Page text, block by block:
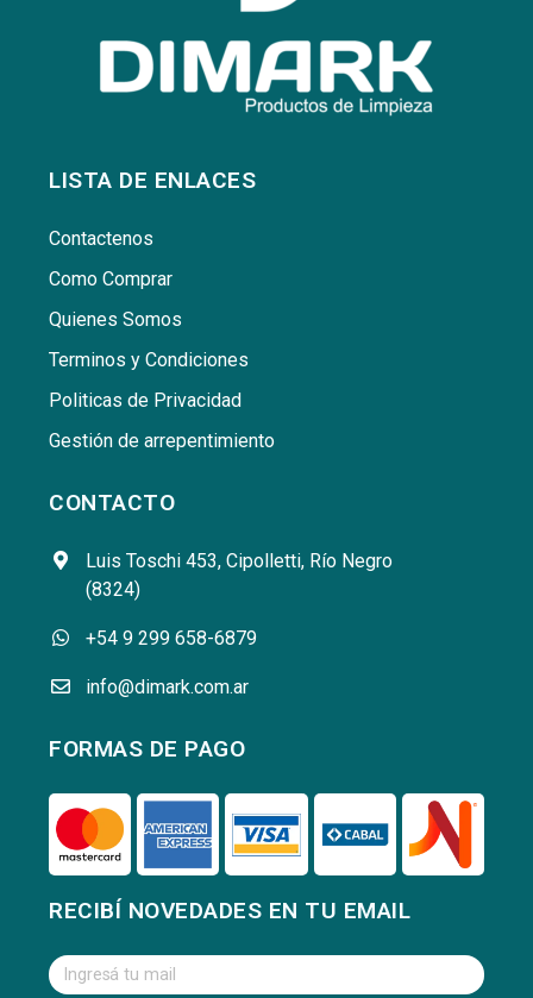
LISTA DE ENLACES
Contactenos
Como Comprar
Quienes Somos
Terminos y Condiciones
Politicas de Privacidad
Gestión de arrepentimiento
CONTACTO
Luis Toschi 453, Cipolletti, Río Negro
(8324)
+54 9 299 658-6879
info@dimark.com.ar
FORMAS DE PAGO
RECIBÍ NOVEDADES EN TU EMAIL